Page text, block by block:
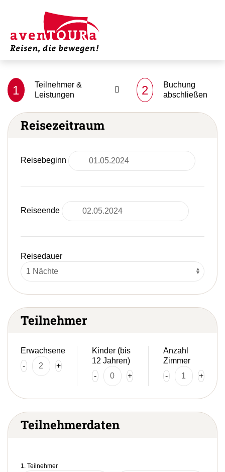
1
Teilnehmer &
Leistungen
2
Buchung
abschließen
Reisezeitraum
Reisebeginn
Reiseende
Reisedauer
Teilnehmer
Erwachsene
-
+
Kinder (bis
12 Jahren)
-
+
Anzahl
Zimmer
-
+
Teilnehmerdaten
1. Teilnehmer